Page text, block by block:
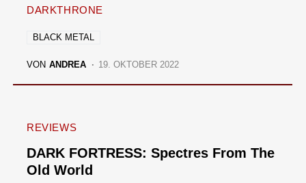
DARKTHRONE
BLACK METAL
VON ANDREA 19. OKTOBER 2022
REVIEWS
DARK FORTRESS: Spectres From The
Old World